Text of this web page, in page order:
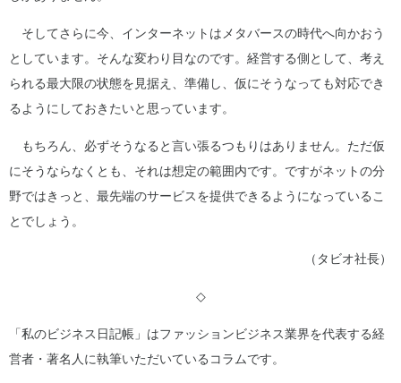
そしてさらに今、インターネットはメタバースの時代へ向かおう
としています。そんな変わり目なのです。経営する側として、考え
られる最大限の状態を見据え、準備し、仮にそうなっても対応でき
るようにしておきたいと思っています。
もちろん、必ずそうなると言い張るつもりはありません。ただ仮
にそうならなくとも、それは想定の範囲内です。ですがネットの分
野ではきっと、最先端のサービスを提供できるようになっているこ
とでしょう。
（タビオ社長）
◇
「私のビジネス日記帳」はファッションビジネス業界を代表する経
営者・著名人に執筆いただいているコラムです。